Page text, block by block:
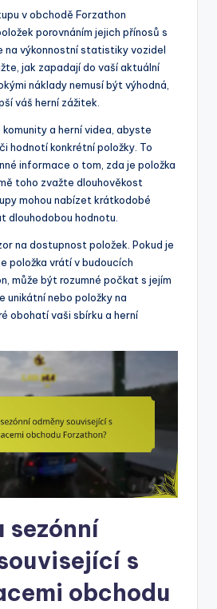
v obchodě Forzathon
porovnáním jejich přínosů s
na výkonnostní statistiky vozidel
jak zapadají do vaší aktuální
náklady nemusí být výhodná,
váš herní zážitek.
a herní videa, abyste
hodnotí konkrétní položky. To
informace o tom, zda je položka
toho zvažte dlouhověkost
mohou nabízet krátkodobé
dlouhodobou hodnotu.
na dostupnost položek. Pokud je
položka vrátí v budoucích
může být rozumné počkat s jejím
unikátní nebo položky na
obohatí vaši sbírku a herní
sezónní
s
obchodu